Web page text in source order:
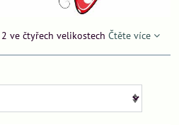
ve čtyřech velikostech Čtěte více